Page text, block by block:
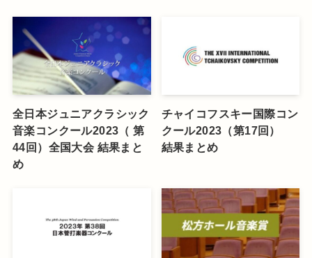
全日本ジュニアクラシック
音楽コンクール2023（ 第
44回）全国大会 結果まと
め
チャイコフスキー国際コン
クール2023（第17回）
結果まとめ